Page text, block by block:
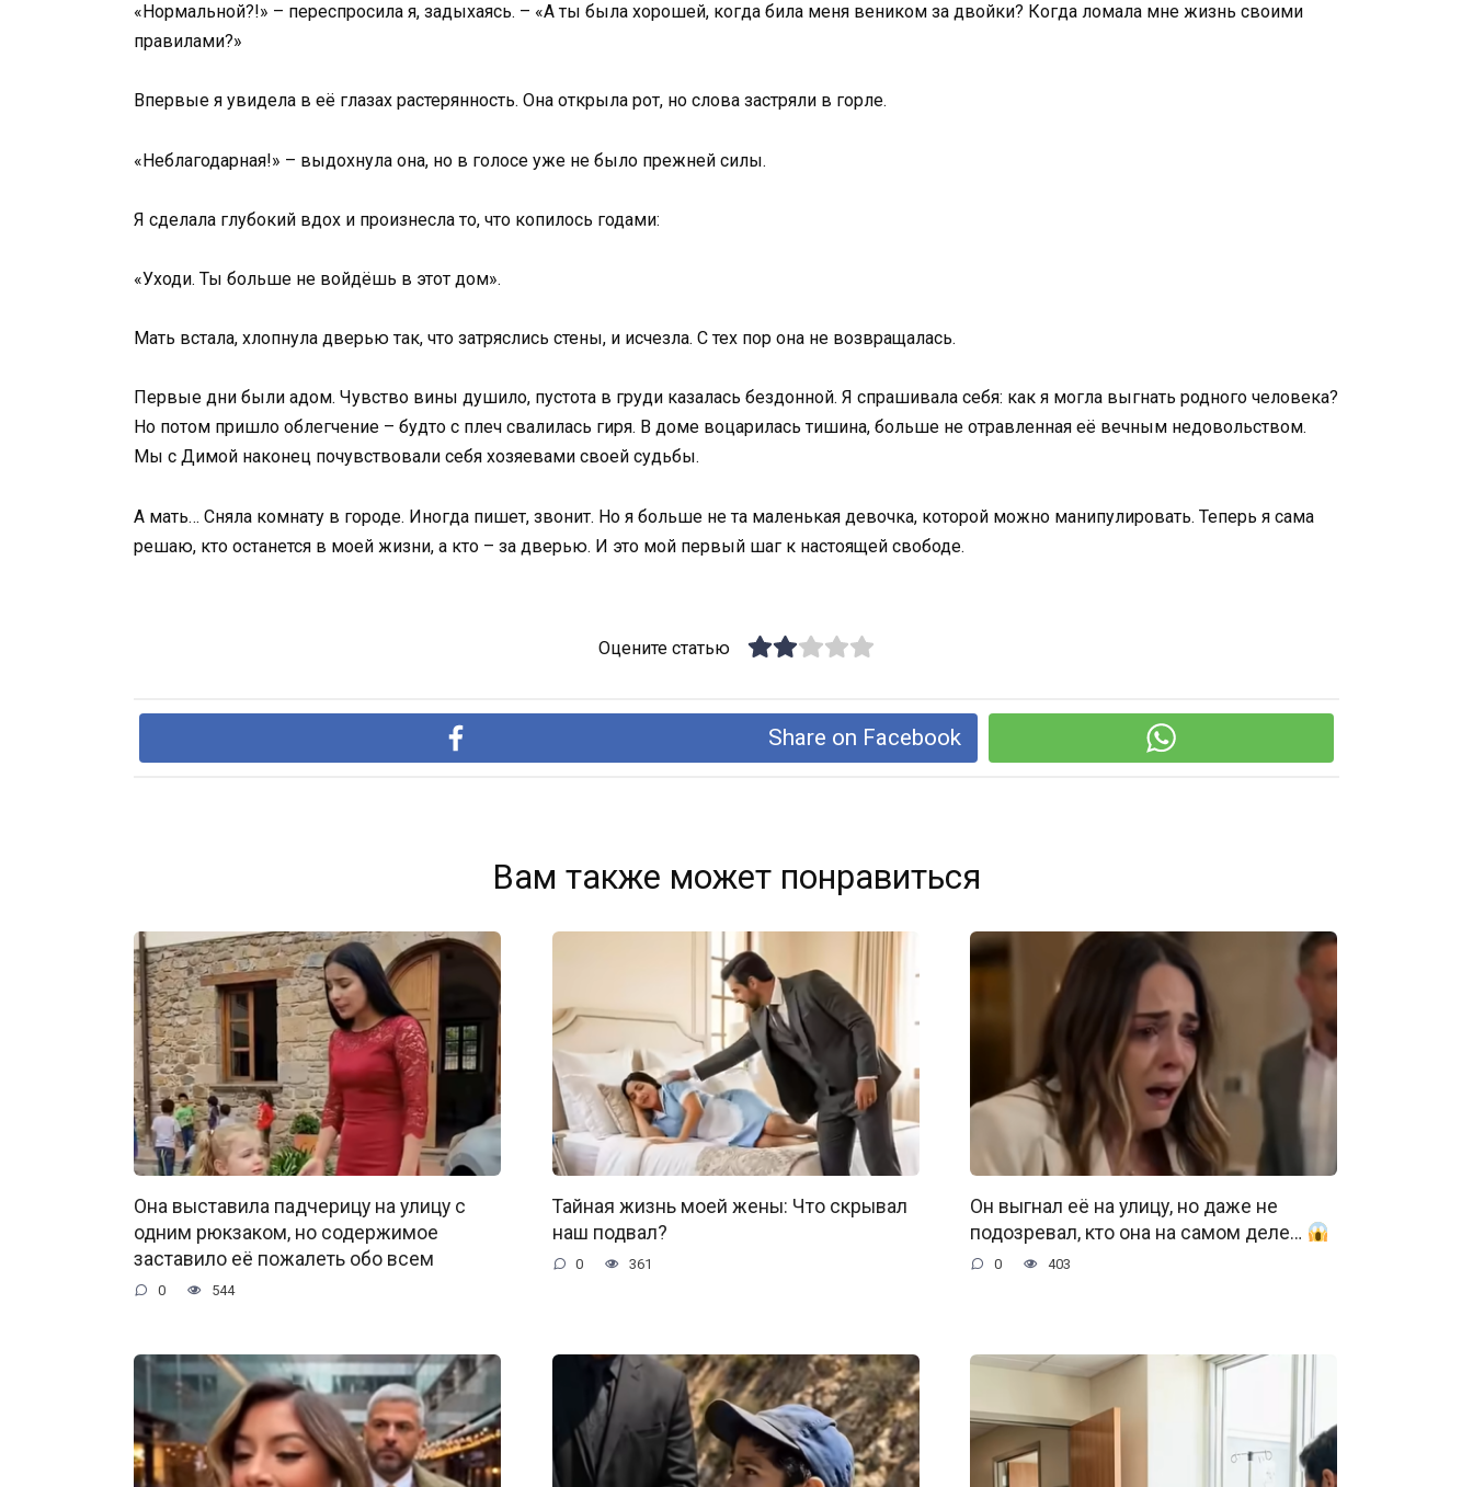
«Нормальной?!» – переспросила я, задыхаясь. – «А ты была хорошей, когда била меня веником за двойки? Когда ломала мне жизнь своими
правилами?»
Впервые я увидела в её глазах растерянность. Она открыла рот, но слова застряли в горле.
«Неблагодарная!» – выдохнула она, но в голосе уже не было прежней силы.
Я сделала глубокий вдох и произнесла то, что копилось годами:
«Уходи. Ты больше не войдёшь в этот дом».
Мать встала, хлопнула дверью так, что затряслись стены, и исчезла. С тех пор она не возвращалась.
Первые дни были адом. Чувство вины душило, пустота в груди казалась бездонной. Я спрашивала себя: как я могла выгнать родного человека?
Но потом пришло облегчение – будто с плеч свалилась гиря. В доме воцарилась тишина, больше не отравленная её вечным недовольством.
Мы с Димой наконец почувствовали себя хозяевами своей судьбы.
А мать… Сняла комнату в городе. Иногда пишет, звонит. Но я больше не та маленькая девочка, которой можно манипулировать. Теперь я сама
решаю, кто останется в моей жизни, а кто – за дверью. И это мой первый шаг к настоящей свободе.
Оцените статью
Share on Facebook
Вам также может понравиться
Она выставила падчерицу на улицу с
одним рюкзаком, но содержимое
заставило её пожалеть обо всем
0 544
Тайная жизнь моей жены: Что скрывал
наш подвал?
0 361
Он выгнал её на улицу, но даже не
подозревал, кто она на самом деле…
0 403